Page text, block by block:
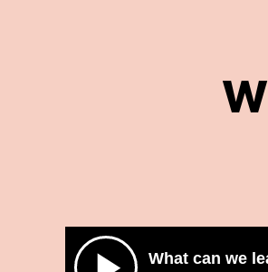
What can we